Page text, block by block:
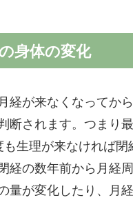
身体の変化
経が来なくなってか
断されます。つまり
も生理が来なければ閉
経の数年前から月経
量が変化したり、月